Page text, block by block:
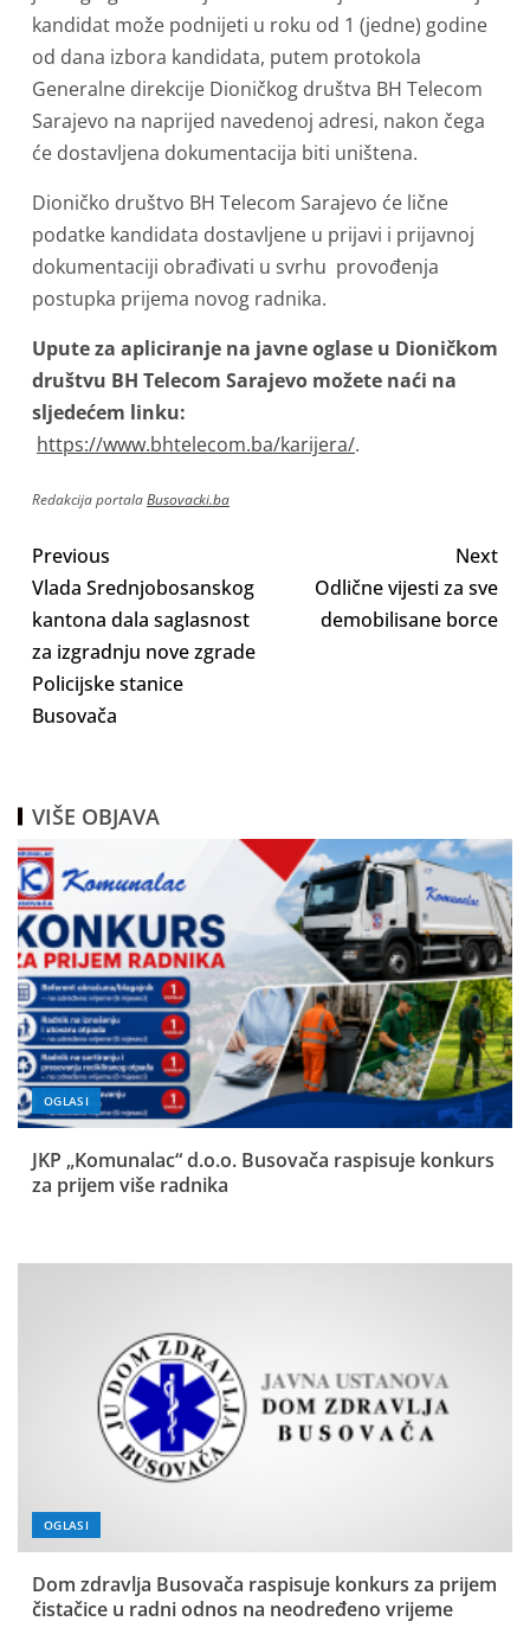
kandidat može podnijeti u roku od 1 (jedne) godine
od dana izbora kandidata, putem protokola
Generalne direkcije Dioničkog društva BH Telecom
Sarajevo na naprijed navedenoj adresi, nakon čega
će dostavljena dokumentacija biti uništena.
Dioničko društvo BH Telecom Sarajevo će lične
podatke kandidata dostavljene u prijavi i prijavnoj
dokumentaciji obrađivati u svrhu provođenja
postupka prijema novog radnika.
Upute za apliciranje na javne oglase u Dioničkom
društvu BH Telecom Sarajevo možete naći na
sljedećem linku:
https://www.bhtelecom.ba/karijera/.
Redakcija portalaBusovacki.ba
Previous
Vlada Srednjobosanskog
kantona dala saglasnost
za izgradnju nove zgrade
Policijske stanice
Busovača
Next
Odlične vijesti za sve
demobilisane borce
VIŠE OBJAVA
OGLASI
JKP „Komunalac“ d.o.o. Busovača raspisuje konkurs
za prijem više radnika
OGLASI
Dom zdravlja Busovača raspisuje konkurs za prijem
čistačice u radni odnos na neodređeno vrijeme